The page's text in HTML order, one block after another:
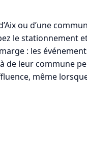
ou d’une
le stationnement
: les
de leur commune
même lorsque